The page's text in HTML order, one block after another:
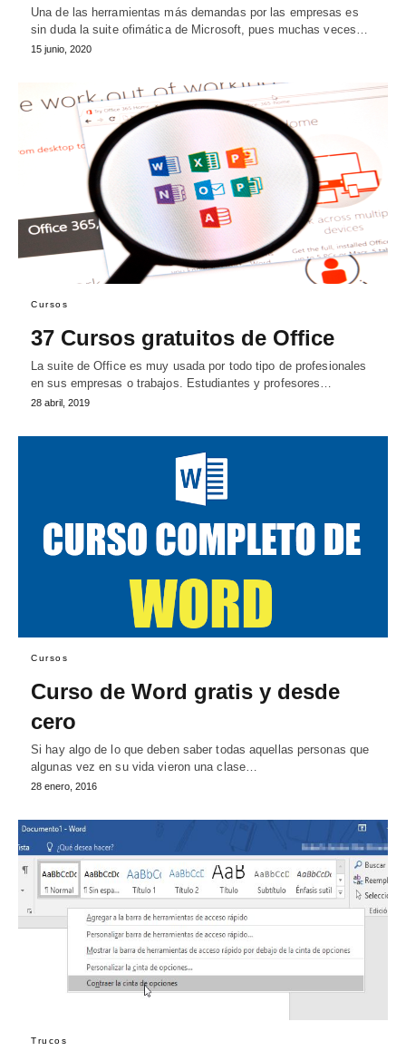
Una de las herramientas más demandas por las empresas es
sin duda la suite ofimática de Microsoft, pues muchas veces…
15 junio, 2020
Cursos
37 Cursos gratuitos de Office
La suite de Office es muy usada por todo tipo de profesionales
en sus empresas o trabajos. Estudiantes y profesores…
28 abril, 2019
Cursos
Curso de Word gratis y desde
cero
Si hay algo de lo que deben saber todas aquellas personas que
algunas vez en su vida vieron una clase…
28 enero, 2016
Trucos